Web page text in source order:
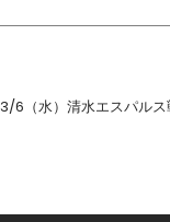
3/6（水）清水エスパルス戦